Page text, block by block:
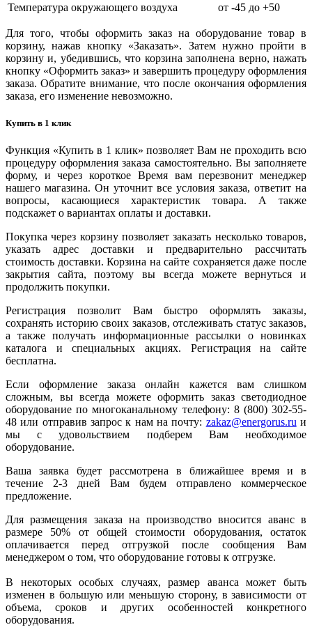
Температура окружающего воздуха
от -45 до +50
Для того, чтобы оформить заказ на оборудование товар в
корзину, нажав кнопку «Заказать». Затем нужно пройти в
корзину и, убедившись, что корзина заполнена верно, нажать
кнопку «Оформить заказ» и завершить процедуру оформления
заказа. Обратите внимание, что после окончания оформления
заказа, его изменение невозможно.
Купить в 1 клик
Функция «Купить в 1 клик» позволяет Вам не проходить всю
процедуру оформления заказа самостоятельно. Вы заполняете
форму, и через короткое Время вам перезвонит менеджер
нашего магазина. Он уточнит все условия заказа, ответит на
вопросы, касающиеся характеристик товара. А также
подскажет о вариантах оплаты и доставки.
Покупка через корзину позволяет заказать несколько товаров,
указать адрес доставки и предварительно рассчитать
стоимость доставки. Корзина на сайте сохраняется даже после
закрытия сайта, поэтому вы всегда можете вернуться и
продолжить покупки.
Регистрация позволит Вам быстро оформлять заказы,
сохранять историю своих заказов, отслеживать статус заказов,
а также получать информационные рассылки о новинках
каталога и специальных акциях. Регистрация на сайте
бесплатна.
Если оформление заказа онлайн кажется вам слишком
сложным, вы всегда можете оформить заказ светодиодное
оборудование по многоканальному телефону: 8 (800) 302-55-
48 или отправив запрос к нам на почту: zakaz@energorus.ru и
мы с удовольствием подберем Вам необходимое
оборудование.
Ваша заявка будет рассмотрена в ближайшее время и в
течение 2-3 дней Вам будем отправлено коммерческое
предложение.
Для размещения заказа на производство вносится аванс в
размере 50% от общей стоимости оборудования, остаток
оплачивается перед отгрузкой после сообщения Вам
менеджером о том, что оборудование готовы к отгрузке.
В некоторых особых случаях, размер аванса может быть
изменен в большую или меньшую сторону, в зависимости от
объема, сроков и других особенностей конкретного
оборудования.